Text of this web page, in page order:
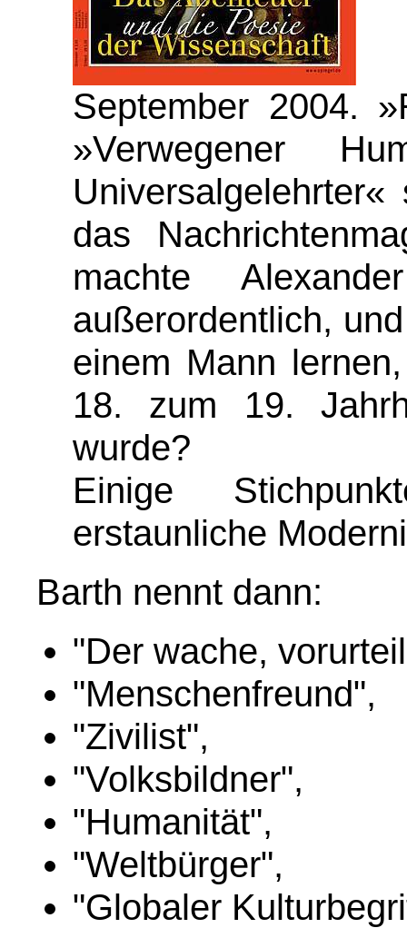
September 2004.
»Verwegener
das
machte
außerordentlich,
einem Mann
18. zum 19.
wurde?
Einige
erstaunliche
Barth nennt dann:
"Der wache,
"Menschenfreund",
"Zivilist",
"Volksbildner",
"Humanität",
"Weltbürger",
"Globaler